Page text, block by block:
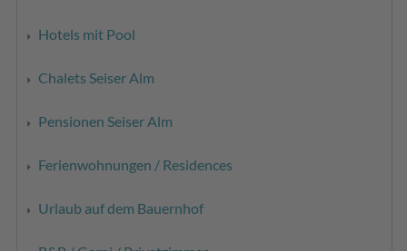
Hotels mit Pool
Chalets Seiser Alm
Pensionen Seiser Alm
Ferienwohnungen / Residences
Urlaub auf dem Bauernhof